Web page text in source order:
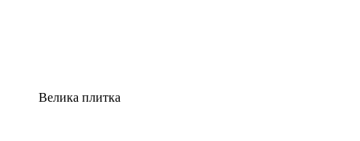
Велика плитка